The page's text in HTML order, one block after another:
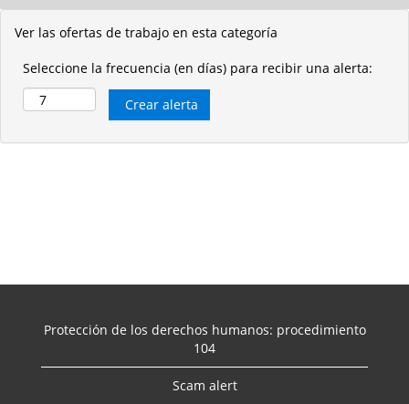
Ver las ofertas de trabajo en esta categoría
Seleccione la frecuencia (en días) para recibir una alerta:
Protección de los derechos humanos: procedimiento
104
Scam alert